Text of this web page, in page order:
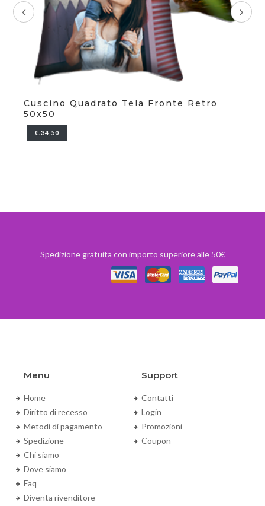
Cuscino Quadrato Tela Fronte Retro
50x50
€.34,50
Spedizione gratuita con importo superiore alle 50€
Menu
Home
Diritto di recesso
Metodi di pagamento
Spedizione
Chi siamo
Dove siamo
Faq
Diventa rivenditore
Support
Contatti
Login
Promozioni
Coupon